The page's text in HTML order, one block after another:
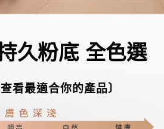
久粉底 全色選
看最適合你的產品〕